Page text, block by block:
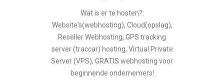
Wat is er te hosten?:
Website's(webhosting), Cloud(opslag),
Reseller Webhosting, GPS tracking
server (traccar) hosting, Virtual Private
Server (VPS), GRATIS webhosting voor
beginnende ondernemers!